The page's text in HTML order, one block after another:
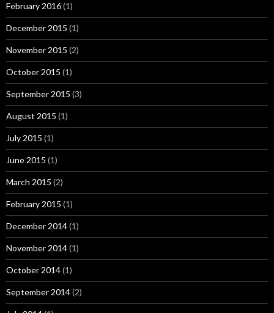
February 2016(1)
December 2015 (1)
November 2015 (2)
October 2015 (1)
September 2015 (3)
August 2015 (1)
July 2015 (1)
June 2015 (1)
March 2015 (2)
February 2015 (1)
December 2014(1)
November 2014(1)
October 2014(1)
September 2014(2)